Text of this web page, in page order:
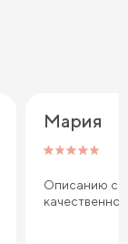
Мария
Описанию
качественно